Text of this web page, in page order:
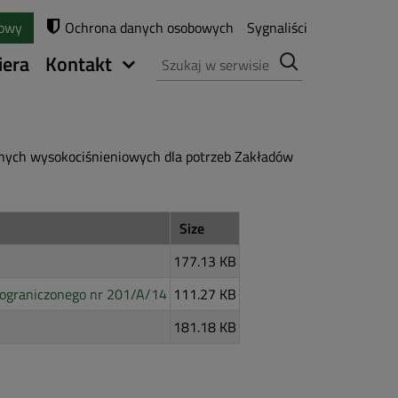
Ochrona danych osobowych Sygnaliści
Kontakt Szukaj
wysokociśnieniowych dla potrzeb Zakładów
Size
177.13 KB
nr 201/A/14 111.27 KB
181.18 KB